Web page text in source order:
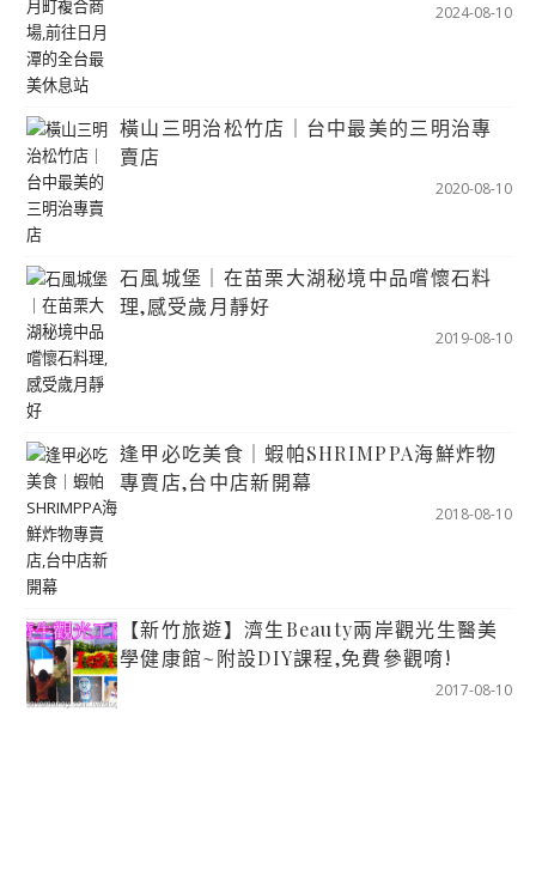
2024-08-10
橫山三明治松竹店｜台中最美的三明治專
賣店
2020-08-10
石風城堡｜在苗栗大湖秘境中品嚐懷石料
理,感受歲月靜好
2019-08-10
逢甲必吃美食｜蝦帕SHRIMPPA海鮮炸物
專賣店,台中店新開幕
2018-08-10
【新竹旅遊】濟生Beauty兩岸觀光生醫美
學健康館~附設DIY課程,免費參觀唷!
2017-08-10